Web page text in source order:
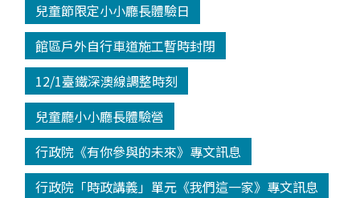
兒童節限定小小廳長體驗日
館區戶外自行車道施工暫時封閉
12/1臺鐵深澳線調整時刻
兒童廳小小廳長體驗營
行政院《有你參與的未來》專文訊息
行政院「時政講義」單元《我們這一家》專文訊息